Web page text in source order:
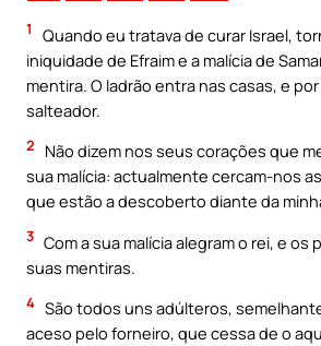
1
Quando eu tratava de curar Israel,
iniquidade de Efraim e a malícia de
mentira. O ladrão entra nas casas, e
salteador.
2
Não dizem nos seus corações que
sua malícia: actualmente cercam-nos
que estão a descoberto diante da
3 Com a sua malícia alegram o rei, e os
suas mentiras.
4 São todos uns adúlteros,
aceso pelo forneiro, que cessa de o